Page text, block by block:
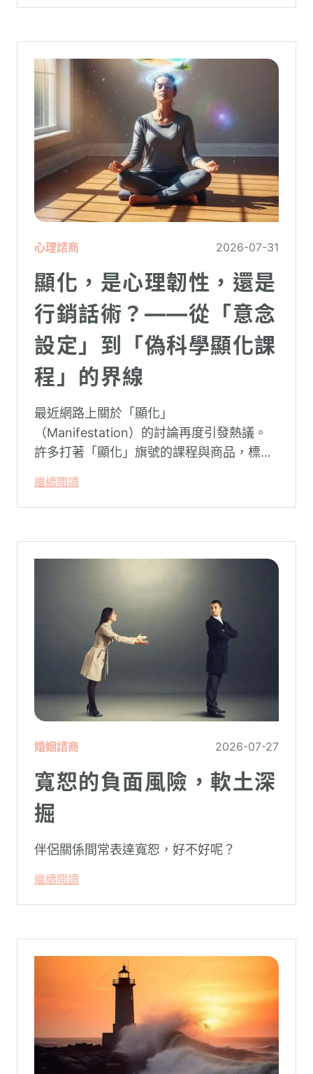
跌的數字背後，實質連結的是個人的財務壓
心理諮商 2026-07-31
顯化，是心理韌性，還是
行銷話術？——從「意念
設定」到「偽科學顯化課
程」的界線
最近網路上關於「顯化」
（Manifestation）的討論再度引發熱議。
許多打著「顯化」旗號的課程與商品，標榜
能吸引財富、關係與健康。這類論述聽起來
療癒，卻經常缺乏實證基礎，甚至可能對正
繼續閱讀
婚姻諮商 2026-07-27
寬恕的負面風險，軟土深
掘
伴侶關係間常表達寬恕，好不好呢？
繼續閱讀